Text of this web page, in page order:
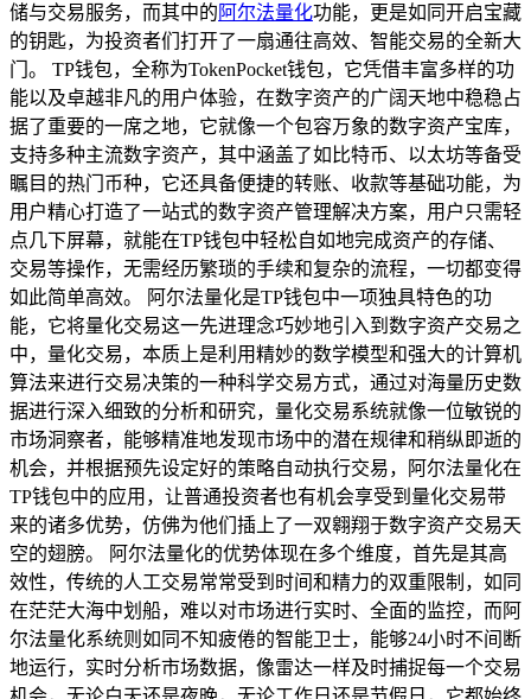
储与交易服务，而其中的 阿尔法量化功能，更是如同开启宝藏
的钥匙，为投资者们打开了一扇通往高效、智能交易的全新大
门。 TP钱包，全称为TokenPocket钱包，它凭借丰富多样的功
能以及卓越非凡的用户体验，在数字资产的广阔天地中稳稳占
据了重要的一席之地，它就像一个包容万象的数字资产宝库，
支持多种主流数字资产，其中涵盖了如比特币、以太坊等备受
瞩目的热门币种，它还具备便捷的转账、收款等基础功能，为
用户精心打造了一站式的数字资产管理解决方案，用户只需轻
点几下屏幕，就能在TP钱包中轻松自如地完成资产的存储、
交易等操作，无需经历繁琐的手续和复杂的流程，一切都变得
如此简单高效。 阿尔法量化是TP钱包中一项独具特色的功
能，它将量化交易这一先进理念巧妙地引入到数字资产交易之
中，量化交易，本质上是利用精妙的数学模型和强大的计算机
算法来进行交易决策的一种科学交易方式，通过对海量历史数
据进行深入细致的分析和研究，量化交易系统就像一位敏锐的
市场洞察者，能够精准地发现市场中的潜在规律和稍纵即逝的
机会，并根据预先设定好的策略自动执行交易，阿尔法量化在
TP钱包中的应用，让普通投资者也有机会享受到量化交易带
来的诸多优势，仿佛为他们插上了一双翱翔于数字资产交易天
空的翅膀。 阿尔法量化的优势体现在多个维度，首先是其高
效性，传统的人工交易常常受到时间和精力的双重限制，如同
在茫茫大海中划船，难以对市场进行实时、全面的监控，而阿
尔法量化系统则如同不知疲倦的智能卫士，能够24小时不间断
地运行，实时分析市场数据，像雷达一样及时捕捉每一个交易